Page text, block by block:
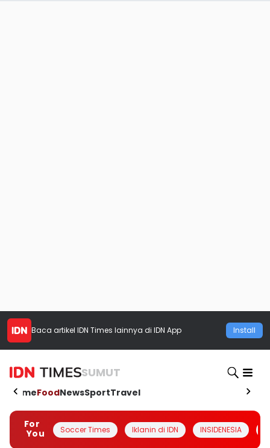
Baca artikel IDN Times lainnya di IDN App Install
SUMUT
HomeFoodNewsSportTravel
For
You
Soccer Times Iklanin di IDN INSIDENESIA